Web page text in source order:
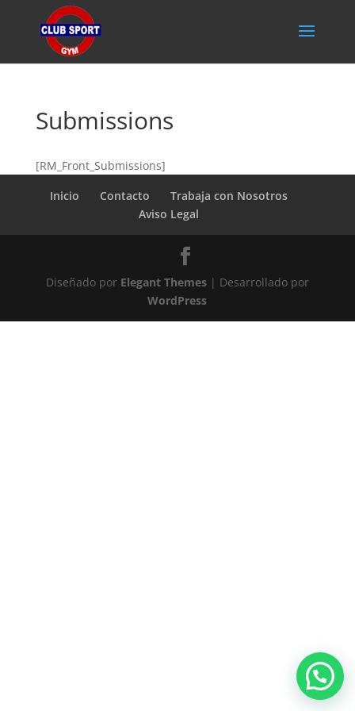
Submissions
[RM_Front_Submissions]
Inicio
Contacto
Trabaja con Nosotros
Aviso Legal
Diseñado por Elegant Themes| Desarrollado por
WordPress